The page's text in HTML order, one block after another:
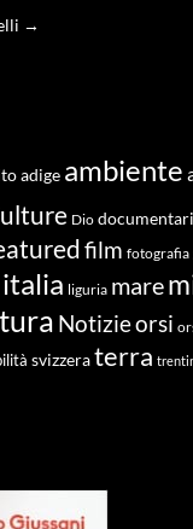
→
adige ambiente
Dio
film fotografia
italia liguria mare
Notizieorsi
svizzeraterra